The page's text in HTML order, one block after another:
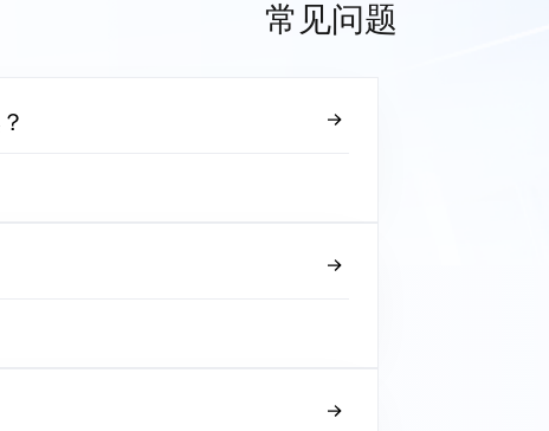
常见问题